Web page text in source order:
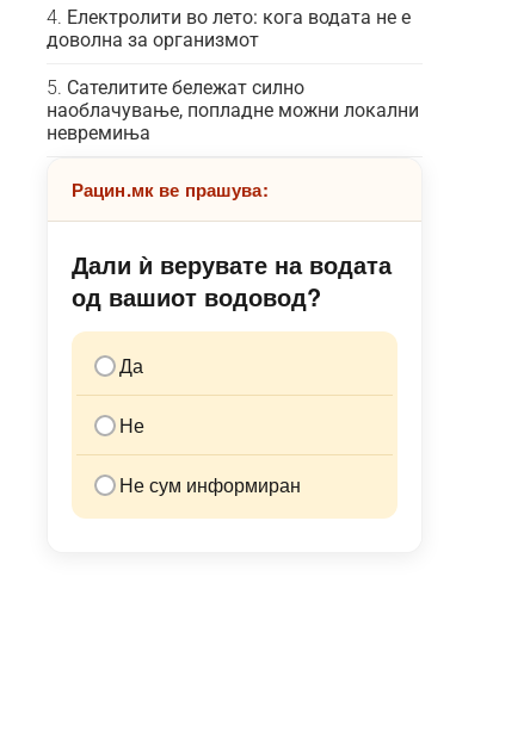
Електролити во лето: кога водата не е
доволна за организмот
Сателитите бележат силно
наоблачување, попладне можни локални
невремиња
Рацин.мк ве прашува:
Дали ѝ верувате на водата
од вашиот водовод?
Да
Не
Не сум информиран